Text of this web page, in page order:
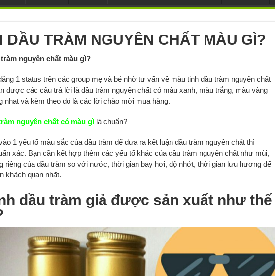
DẦU TRÀM NGUYÊN CHẤT MÀU GÌ?
nguyên chất màu gì?
1 status trên các group mẹ và bé nhờ tư vấn về màu tinh dầu tràm nguyên chất
được các câu trả lời là dầu tràm nguyên chất có màu xanh, màu trắng, màu vàng
nhạt và kèm theo đó là các lời chào mời mua hàng.
nguyên chất có màu gìlà chuẩn?
1 yếu tố màu sắc của dầu tràm để đưa ra kết luận dầu tràm nguyên chất thì
xác. Bạn cần kết hợp thêm các yếu tố khác của dầu tràm nguyên chất như mùi,
riêng của dầu tràm so với nước, thời gian bay hơi, độ nhớt, thời gian lưu hương để
khách quan nhất.
dầu tràm giả được sản xuất như thế